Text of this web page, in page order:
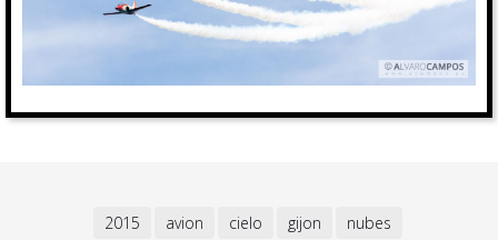
2015 avion cielo gijon nubes